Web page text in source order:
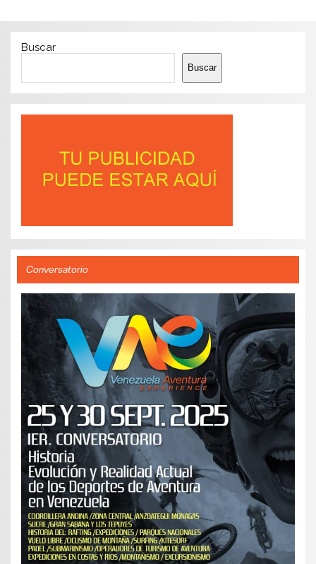
Buscar
Buscar
Conversatorio